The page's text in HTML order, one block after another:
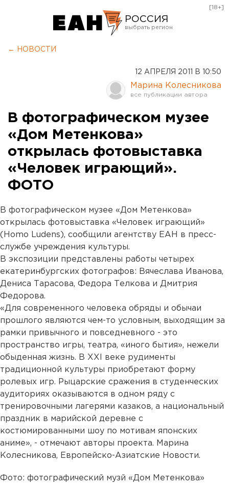
РОССИЯ
Оренбург
[18+]
← НОВОСТИ
12 АПРЕЛЯ 2011 В 10:50
Марина Колесникова
В фотографическом музее
«Дом Метенкова»
открылась фотовыставка
«Человек играющий».
ФОТО
В фотографическом музее «Дом Метенкова»
открылась фотовыставка «Человек играющий»
(Homo Ludens), сообщили агентству ЕАН в пресс-
службе учреждения культуры.
В экспозиции представлены работы четырех
екатеринбургских фотографов: Вячеслава Иванова,
Дениса Тарасова, Федора Телкова и Дмитрия
Федорова.
«Для современного человека обряды и обычаи
прошлого являются чем-то условным, выходящим за
рамки привычного и повседневного - это
пространство игры, театра, «иного бытия», нежели
обыденная жизнь. В XXI веке рудименты
традиционной культуры приобретают форму
ролевых игр. Рыцарские сражения в студенческих
аудиториях оказываются в одном ряду с
тренировочными лагерями казаков, а национальный
праздник в марийской деревне с
костюмированными шоу по мотивам японских
аниме», - отмечают авторы проекта. Марина
Колесникова, Европейско-Азиатские Новости.
Фото: фотографический музй «Дом Метенкова»